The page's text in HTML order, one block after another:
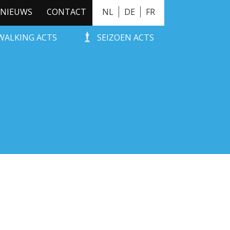
NL DE FR
NIEUWS CONTACT
ACTS SEIZOEN ACTS